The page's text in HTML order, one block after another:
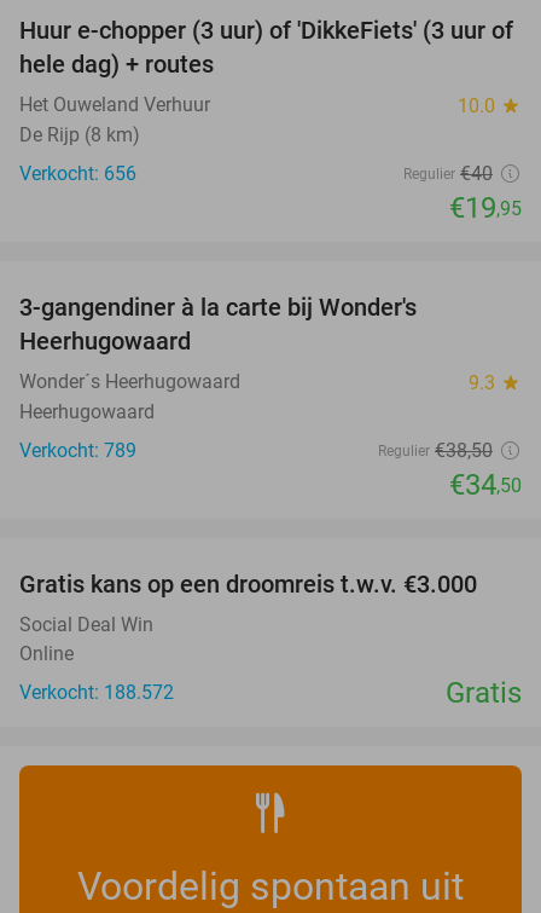
50%
Huur e-chopper (3 uur) of 'DikkeFiets' (3 uur of
hele dag) + routes
Het Ouweland Verhuur 10.0 star
De Rijp (8 km)
Verkocht: 656
Regulier €40
€19,95
3-gangendiner à la carte bij Wonder's
Heerhugowaard
Wonder´s Heerhugowaard 9.3 star
Heerhugowaard
Verkocht: 789
Regulier €38,50
€34,50
Gratis kans op een droomreis t.w.v. €3.000
Social Deal Win
Online
Verkocht: 188.572
Gratis
Voordelig spontaan uit